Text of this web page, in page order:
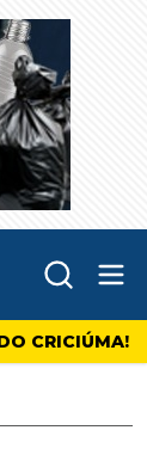
CRICIÚMA!